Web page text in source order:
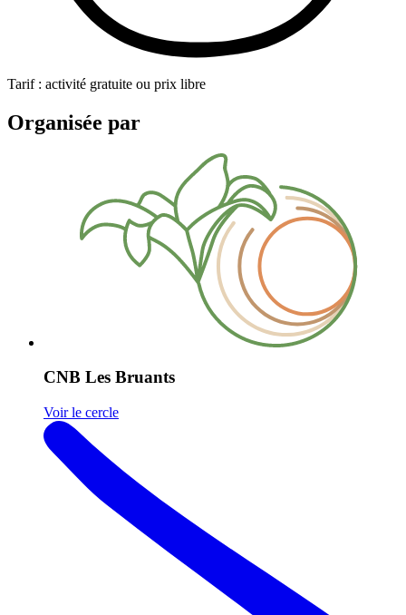
Tarif : activité gratuite ou prix libre
Organisée par
CNB Les Bruants
Voir le cercle